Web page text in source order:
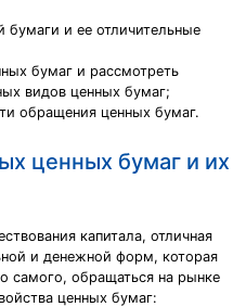
бумаги и ее отличительные
бумаг и рассмотреть
видов ценных бумаг;
обращения ценных бумаг.
ценных бумаг и их
капитала, отличная
и денежной форм, которая
самого, обращаться на рынке
ценных бумаг: